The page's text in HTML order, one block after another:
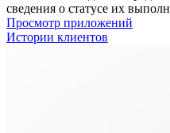
сведения о статусе их
Просмотр приложений
Истории клиентов